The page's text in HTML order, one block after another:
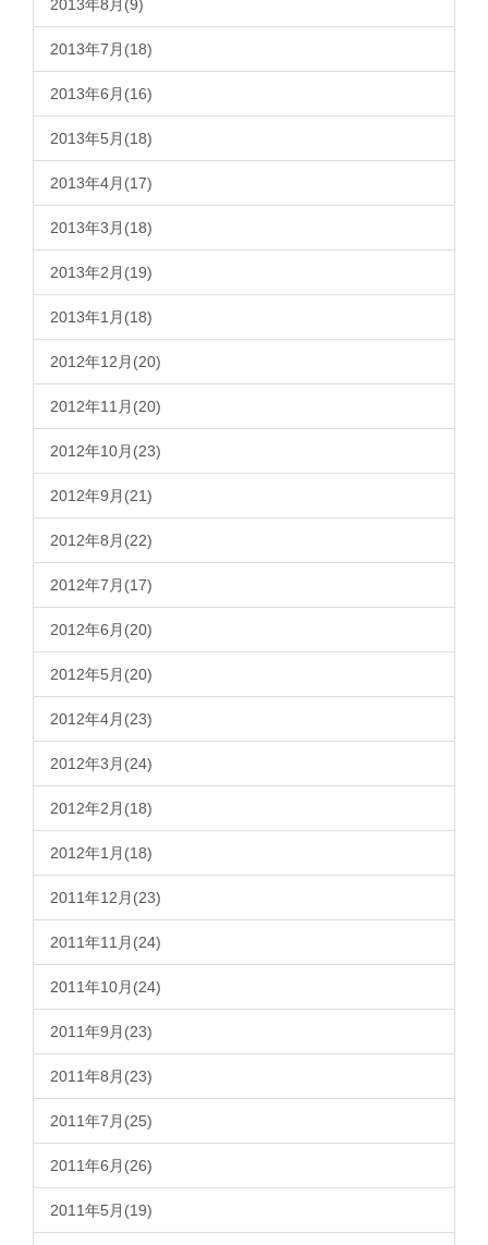
2013年8月(9)
2013年7月(18)
2013年6月(16)
2013年5月(18)
2013年4月(17)
2013年3月(18)
2013年2月(19)
2013年1月(18)
2012年12月(20)
2012年11月(20)
2012年10月(23)
2012年9月(21)
2012年8月(22)
2012年7月(17)
2012年6月(20)
2012年5月(20)
2012年4月(23)
2012年3月(24)
2012年2月(18)
2012年1月(18)
2011年12月(23)
2011年11月(24)
2011年10月(24)
2011年9月(23)
2011年8月(23)
2011年7月(25)
2011年6月(26)
2011年5月(19)